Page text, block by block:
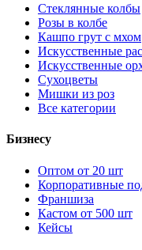
Стеклянные колбы
Розы в колбе
Кашпо грут с мхом
Искусственные
Искусственные
Сухоцветы
Мишки из роз
Все категории
Бизнесу
Оптом от 20 шт
Корпоративные
Франшиза
Кастом от 500 шт
Кейсы